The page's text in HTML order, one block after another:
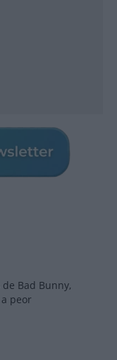
Bad Bunny,
peor